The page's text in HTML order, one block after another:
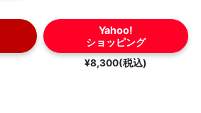
Yahoo!
ショッピング
¥8,300(税込)